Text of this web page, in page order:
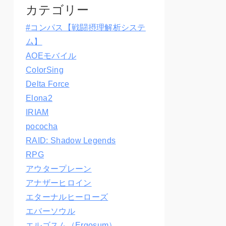
カテゴリー
#コンパス【戦闘摂理解析システ
ム】
AOEモバイル
ColorSing
Delta Force
Elona2
IRIAM
pococha
RAID: Shadow Legends
RPG
アウタープレーン
アナザーヒロイン
エターナルヒーローズ
エバーソウル